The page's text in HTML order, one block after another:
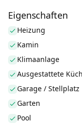
Eigenschaften
Heizung
Kamin
Klimaanlage
Ausgestattete
Garage / Stellplatz
Garten
Pool